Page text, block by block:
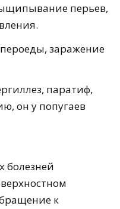
перьев,
заражение
паратиф,
он у попугаев
болезней
к